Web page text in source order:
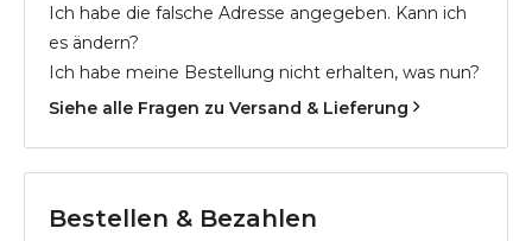
Ich habe die falsche Adresse angegeben. Kann ich
es ändern?
Ich habe meine Bestellung nicht erhalten, was nun?
Siehe alle Fragen zu Versand & Lieferung
Bestellen & Bezahlen